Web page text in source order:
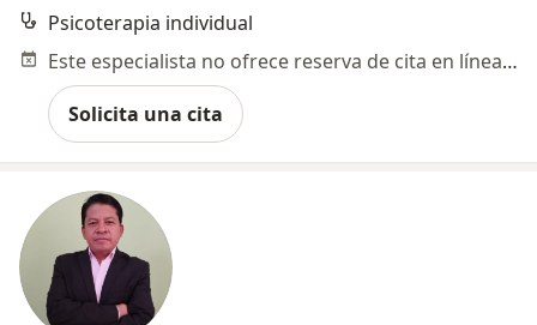
Psicoterapia individual
Este especialista no ofrece reserva de cita en línea en esta dirección.
Solicita una cita